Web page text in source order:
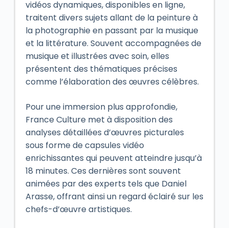
vidéos dynamiques, disponibles en ligne,
traitent divers sujets allant de la peinture à
la photographie en passant par la musique
et la littérature. Souvent accompagnées de
musique et illustrées avec soin, elles
présentent des thématiques précises
comme l’élaboration des œuvres célèbres.
Pour une immersion plus approfondie,
France Culture met à disposition des
analyses détaillées d’œuvres picturales
sous forme de capsules vidéo
enrichissantes qui peuvent atteindre jusqu’à
18 minutes. Ces dernières sont souvent
animées par des experts tels que Daniel
Arasse, offrant ainsi un regard éclairé sur les
chefs-d’œuvre artistiques.